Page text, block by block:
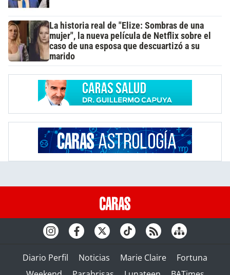
La historia real de "Elize: Sombras de una
mujer", la nueva película de Netflix sobre el
caso de una esposa que descuartizó a su
marido
Diario Perfil Noticias Marie Claire
Fortuna